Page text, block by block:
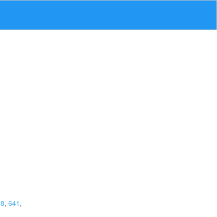
, 641 ,